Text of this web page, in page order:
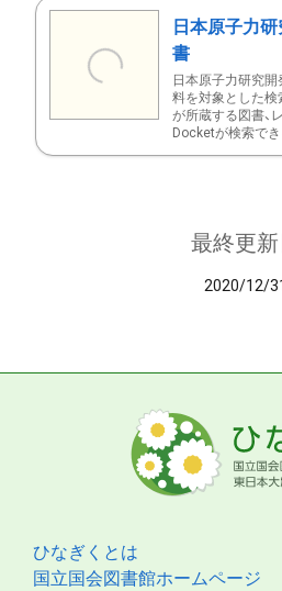
日本原子力
書
日本原子力研究
料を対象とした検
が所蔵する図書、
Docketが検索でき
最終更新
2020/12/
ひなぎくとは
国立国会図書館ホームページ